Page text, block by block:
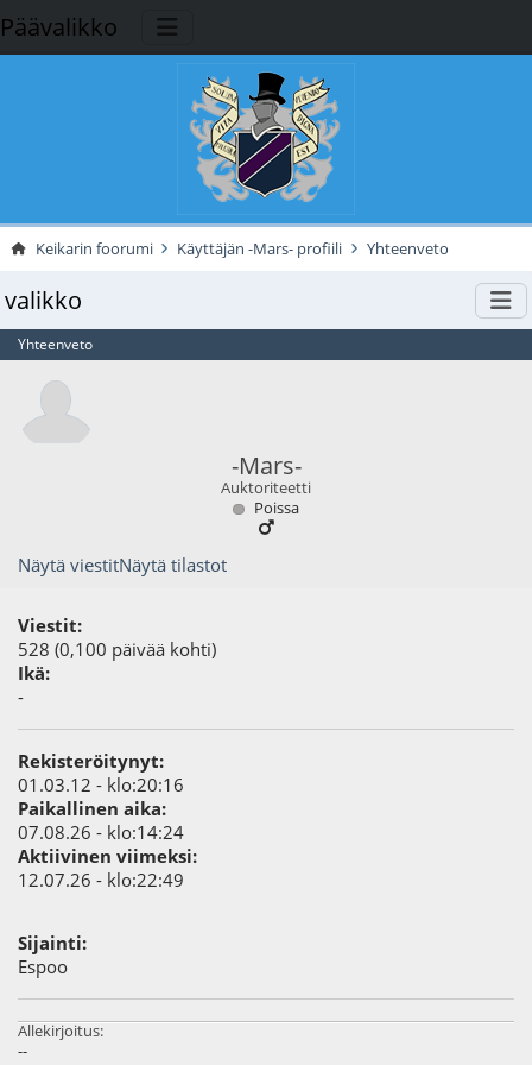
Päävalikko
Keikarin foorumi Käyttäjän -Mars- profiili Yhteenveto
valikko
Yhteenveto
-Mars-
Auktoriteetti
Poissa
Näytä viestitNäytä tilastot
Viestit:
528 (0,100 päivää kohti)
Ikä:
-
Rekisteröitynyt:
01.03.12 - klo:20:16
Paikallinen aika:
07.08.26 - klo:14:24
Aktiivinen viimeksi:
12.07.26 - klo:22:49
Sijainti:
Espoo
Allekirjoitus:
--